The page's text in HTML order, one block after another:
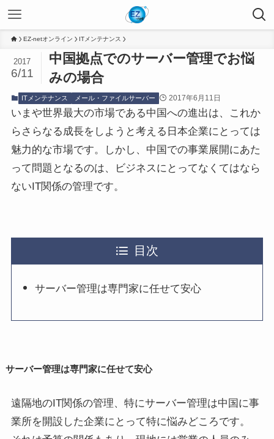
EZ-netオンライン ITメンテナンス
中国拠点でのサーバー管理でお悩
みの場合
2017
6/11
ITメンテナンス メール・ファイルサーバー 2017年6月11日
いまや世界最大の市場である中国への進出は、これか
らさらなる成長をしようと考える日本企業にとっては
魅力的な市場です。しかし、中国での事業展開にあた
って問題となるのは、ビジネスにとってなくてはなら
ないIT関係の管理です。
目次
サーバー管理は専門家に任せて安心
サーバー管理は専門家に任せて安心
遠隔地のIT関係の管理、特にサーバー管理は中国に事
業所を開設した企業にとって特に悩みどころです。